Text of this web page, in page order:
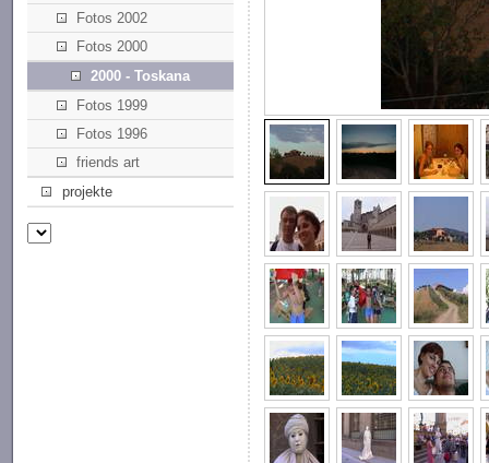
Fotos 2002
Fotos 2000
2000 - Toskana
Fotos 1999
Fotos 1996
friends art
projekte